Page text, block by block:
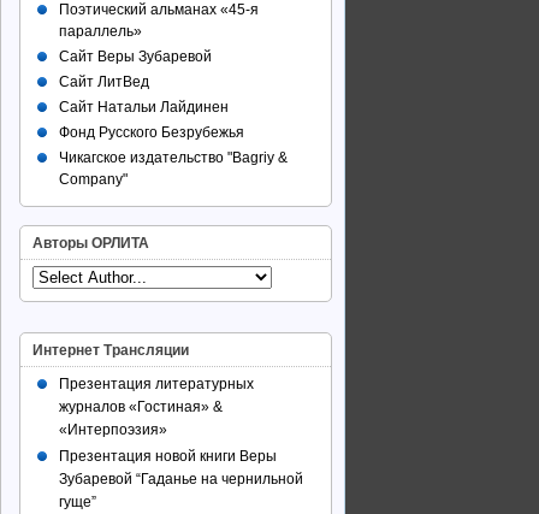
Поэтический альманах «45-я
параллель»
Сайт Веры Зубаревой
Сайт ЛитВед
Сайт Натальи Лайдинен
Фонд Русского Безрубежья
Чикагское издательство "Bagriy &
Company"
Авторы ОРЛИТА
Интернет Трансляции
Презентация литературных
журналов «Гостиная» &
«Интерпоэзия»
Презентация новой книги Веры
Зубаревой “Гаданье на чернильной
гуще”